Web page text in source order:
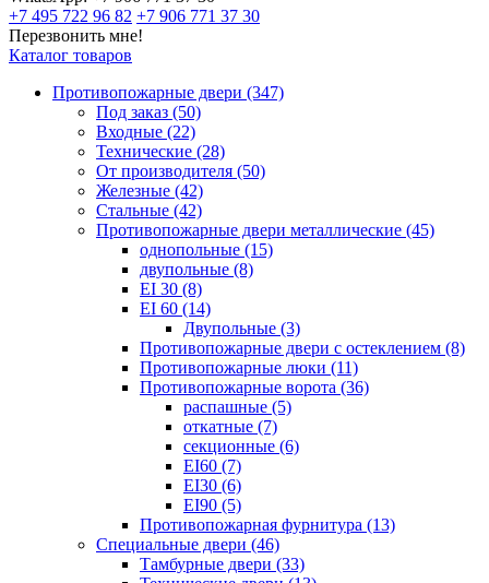
+7 495 722 96 82 +7 906 771 37 30
Перезвонить мне!
Каталог товаров
Противопожарные двери (347)
Под заказ (50)
Входные (22)
Технические (28)
От производителя (50)
Железные (42)
Cтальные (42)
Противопожарные двери металлические (45)
однопольные (15)
двупольные (8)
EI 30 (8)
EI 60 (14)
Двупольные (3)
Противопожарные двери с остеклением (8)
Противопожарные люки (11)
Противопожарные ворота (36)
распашные (5)
откатные (7)
секционные (6)
EI60 (7)
EI30 (6)
EI90 (5)
Противопожарная фурнитура (13)
Специальные двери (46)
Тамбурные двери (33)